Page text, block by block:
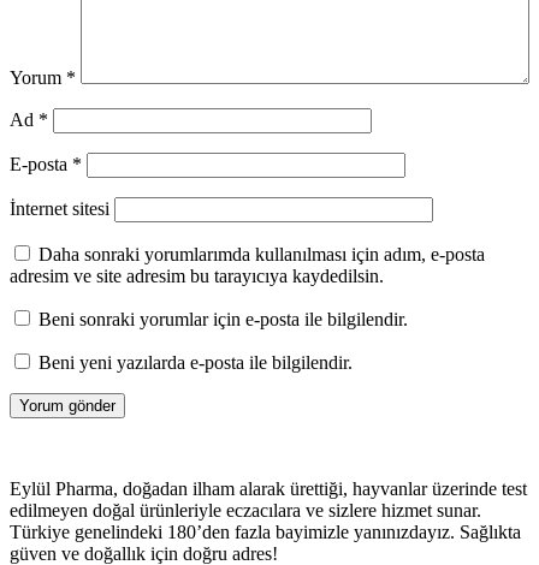
Yorum *
Ad *
E-posta *
İnternet sitesi
Daha sonraki yorumlarımda kullanılması için adım, e-posta
adresim ve site adresim bu tarayıcıya kaydedilsin.
Beni sonraki yorumlar için e-posta ile bilgilendir.
Beni yeni yazılarda e-posta ile bilgilendir.
Eylül Pharma, doğadan ilham alarak ürettiği, hayvanlar üzerinde test
edilmeyen doğal ürünleriyle eczacılara ve sizlere hizmet sunar.
Türkiye genelindeki 180’den fazla bayimizle yanınızdayız. Sağlıkta
güven ve doğallık için doğru adres!